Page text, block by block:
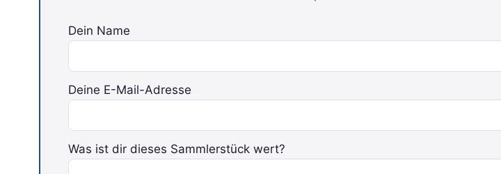
Dein Name
Deine E-Mail-Adresse
Bitte lasse dieses Feld leer.
Was ist dir dieses Sammlerstück wert?